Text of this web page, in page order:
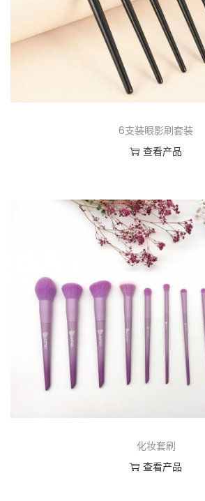
6支装眼影刷套装
查看产品
化妆套刷
查看产品